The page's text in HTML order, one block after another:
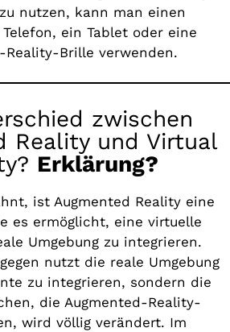
nutzen, kann man einen
ein Tablet oder eine
Reality-Brille verwenden.
zwischen
Reality und Virtual
Erklärung?
ist Augmented Reality eine
es ermöglicht, eine virtuelle
Umgebung zu integrieren.
nutzt die reale Umgebung
zu integrieren, sondern die
die Augmented-Reality-
wird völlig verändert. Im